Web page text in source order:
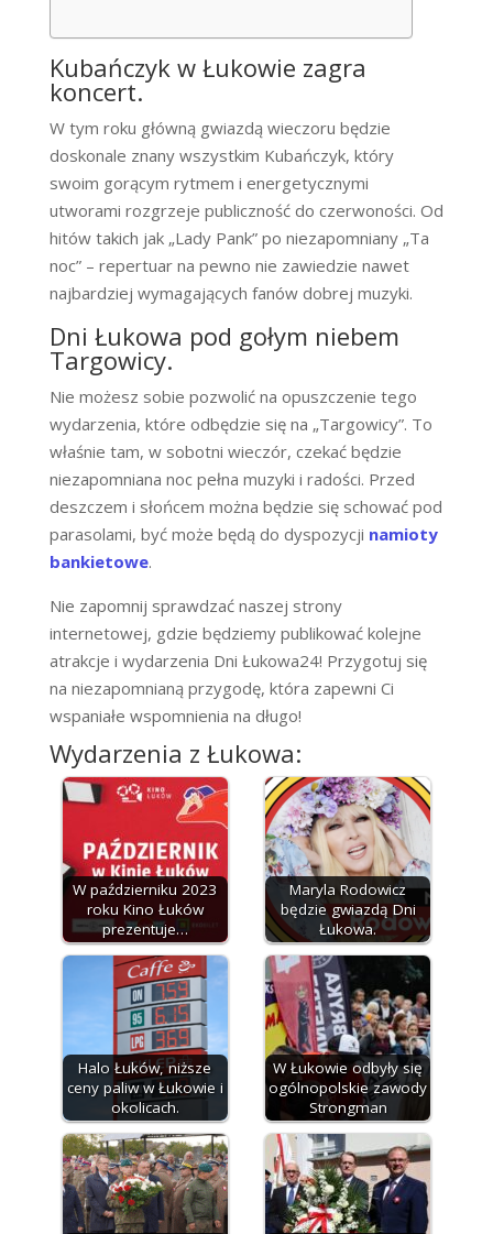
Kubańczyk w Łukowie zagra
koncert.
W tym roku główną gwiazdą wieczoru będzie
doskonale znany wszystkim Kubańczyk, który
swoim gorącym rytmem i energetycznymi
utworami rozgrzeje publiczność do czerwoności. Od
hitów takich jak „Lady Pank” po niezapomniany „Ta
noc” – repertuar na pewno nie zawiedzie nawet
najbardziej wymagających fanów dobrej muzyki.
Dni Łukowa pod gołym niebem
Targowicy.
Nie możesz sobie pozwolić na opuszczenie tego
wydarzenia, które odbędzie się na „Targowicy”. To
właśnie tam, w sobotni wieczór, czekać będzie
niezapomniana noc pełna muzyki i radości. Przed
deszczem i słońcem można będzie się schować pod
parasolami, być może będą do dyspozycji namioty
bankietowe.
Nie zapomnij sprawdzać naszej strony
internetowej, gdzie będziemy publikować kolejne
atrakcje i wydarzenia Dni Łukowa24! Przygotuj się
na niezapomnianą przygodę, która zapewni Ci
wspaniałe wspomnienia na długo!
Wydarzenia z Łukowa:
W październiku 2023
roku Kino Łuków
prezentuje…
Maryla Rodowicz
będzie gwiazdą Dni
Łukowa.
Halo Łuków, niższe
ceny paliw w Łukowie i
okolicach.
W Łukowie odbyły się
ogólnopolskie zawody
Strongman